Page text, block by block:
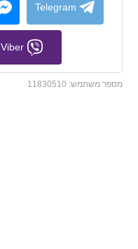
contents
Telegram
Viber
מספר משתמש: 11830510